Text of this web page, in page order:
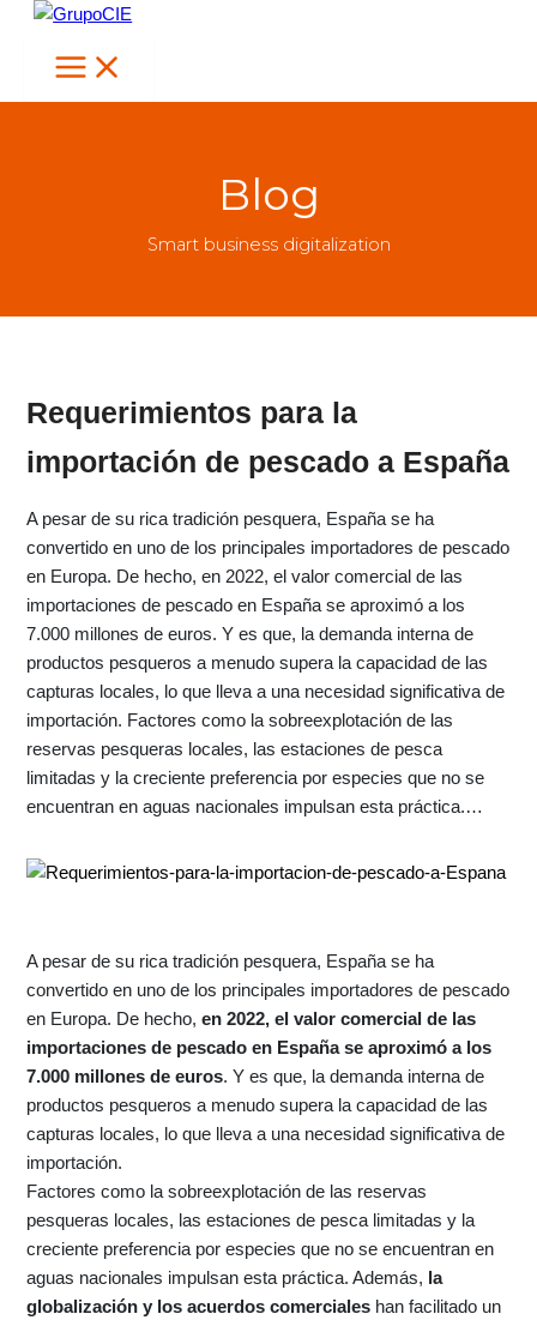
contenido
Blog
Smart business digitalization
Requerimientos para la
importación de pescado a España
A pesar de su rica tradición pesquera, España se ha
convertido en uno de los principales importadores de pescado
en Europa. De hecho, en 2022, el valor comercial de las
importaciones de pescado en España se aproximó a los
7.000 millones de euros. Y es que, la demanda interna de
productos pesqueros a menudo supera la capacidad de las
capturas locales, lo que lleva a una necesidad significativa de
importación. Factores como la sobreexplotación de las
reservas pesqueras locales, las estaciones de pesca
limitadas y la creciente preferencia por especies que no se
encuentran en aguas nacionales impulsan esta práctica.…
A pesar de su rica tradición pesquera, España se ha
convertido en uno de los principales importadores de pescado
en Europa. De hecho, en 2022, el valor comercial de las
importaciones de pescado en España se aproximó a los
7.000 millones de euros. Y es que, la demanda interna de
productos pesqueros a menudo supera la capacidad de las
capturas locales, lo que lleva a una necesidad significativa de
importación.
Factores como la sobreexplotación de las reservas
pesqueras locales, las estaciones de pesca limitadas y la
creciente preferencia por especies que no se encuentran en
aguas nacionales impulsan esta práctica. Además, la
globalización y los acuerdos comercialeshan facilitado un